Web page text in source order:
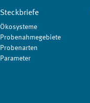
Steckbriefe
Ökosysteme
Probenahmegebiete
Probenarten
Parameter